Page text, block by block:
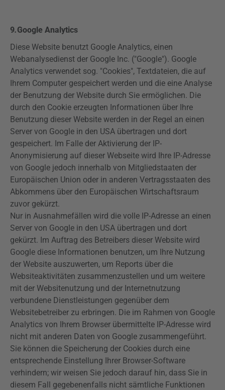
9.Google Analytics
Diese Website benutzt Google Analytics, einen
Webanalysedienst der Google Inc. ("Google"). Google
Analytics verwendet sog. "Cookies", Textdateien, die auf
Ihrem Computer gespeichert werden und die eine Analyse
der Benutzung der Website durch Sie ermöglichen. Die
durch den Cookie erzeugten Informationen über Ihre
Benutzung dieser Website werden in der Regel an einen
Server von Google in den USA übertragen und dort
gespeichert. Im Falle der Aktivierung der IP-
Anonymisierung auf dieser Webseite wird Ihre IP-Adresse
von Google jedoch innerhalb von Mitgliedstaaten der
Europäischen Union oder in anderen Vertragsstaaten des
Abkommens über den Europäischen Wirtschaftsraum
zuvor gekürzt.
Nur in Ausnahmefällen wird die volle IP-Adresse an einen
Server von Google in den USA übertragen und dort
gekürzt. Im Auftrag des Betreibers dieser Website wird
Google diese Informationen benutzen, um Ihre Nutzung
der Website auszuwerten, um Reports über die
Websiteaktivitäten zusammenzustellen und um weitere
mit der Websitenutzung und der Internetnutzung
verbundene Dienstleistungen gegenüber dem
Websitebetreiber zu erbringen. Die im Rahmen von Google
Analytics von Ihrem Browser übermittelte IP-Adresse wird
nicht mit anderen Daten von Google zusammengeführt.
Sie können die Speicherung der Cookies durch eine
entsprechende Einstellung Ihrer Browser-Software
verhindern; wir weisen Sie jedoch darauf hin, dass Sie in
diesem Fall gegebenenfalls nicht sämtliche Funktionen